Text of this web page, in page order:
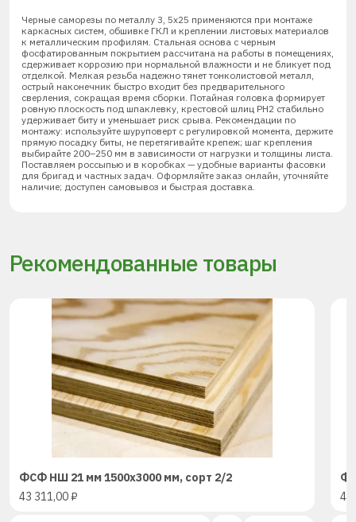
Черные саморезы по металлу 3, 5х25 применяются при монтаже
каркасных систем, обшивке ГКЛ и креплении листовых материалов
к металлическим профилям. Стальная основа с черным
фосфатированным покрытием рассчитана на работы в помещениях,
сдерживает коррозию при нормальной влажности и не бликует под
отделкой. Мелкая резьба надежно тянет тонколистовой металл,
острый наконечник быстро входит без предварительного
сверления, сокращая время сборки. Потайная головка формирует
ровную плоскость под шпаклевку, крестовой шлиц PH2 стабильно
удерживает биту и уменьшает риск срыва. Рекомендации по
монтажу: используйте шуруповерт с регулировкой момента, держите
прямую посадку биты, не перетягивайте крепеж; шаг крепления
выбирайте 200–250 мм в зависимости от нагрузки и толщины листа.
Поставляем россыпью и в коробках — удобные варианты фасовки
для бригад и частных задач. Оформляйте заказ онлайн, уточняйте
наличие; доступен самовывоз и быстрая доставка.
Рекомендованные товары
ФСФ НШ 21 мм 1500х3000 мм, сорт 2/2
43 311,00₽
43